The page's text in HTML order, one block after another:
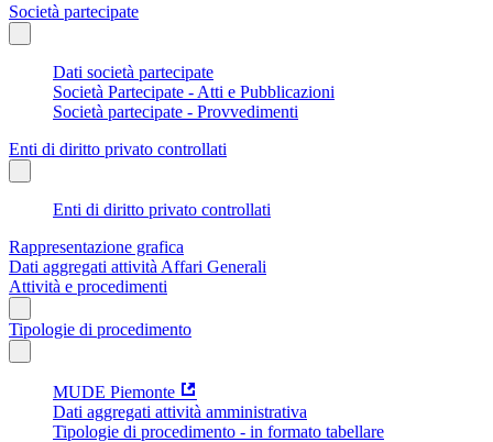
Società partecipate
Dati società partecipate
Società Partecipate - Atti e Pubblicazioni
Società partecipate - Provvedimenti
Enti di diritto privato controllati
Enti di diritto privato controllati
Rappresentazione grafica
Dati aggregati attività Affari Generali
Attività e procedimenti
Tipologie di procedimento
MUDE Piemonte
Dati aggregati attività amministrativa
Tipologie di procedimento - in formato tabellare